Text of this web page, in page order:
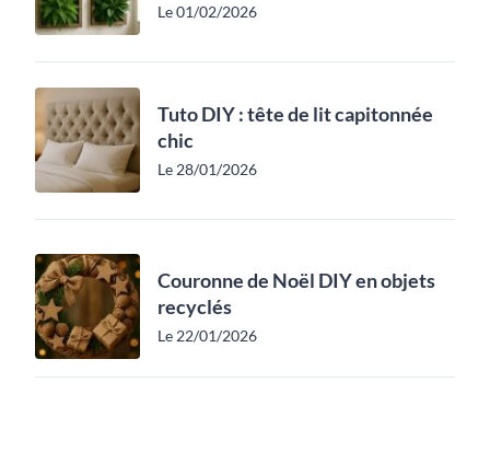
Le 01/02/2026
Tuto DIY : tête de lit capitonnée
chic
Le 28/01/2026
Couronne de Noël DIY en objets
recyclés
Le 22/01/2026